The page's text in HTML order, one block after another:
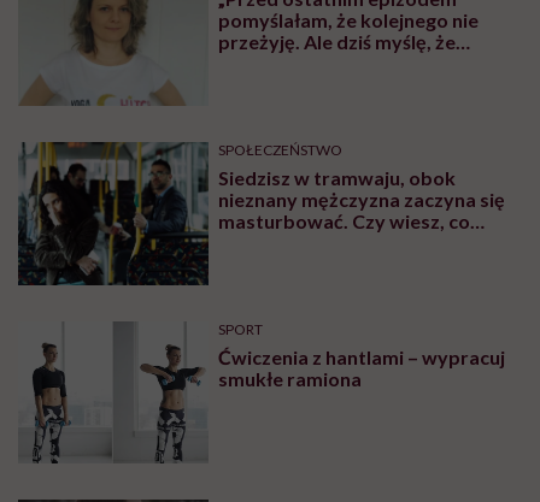
pomyślałam, że kolejnego nie
przeżyję. Ale dziś myślę, że
SPOŁECZEŃSTWO
Siedzisz w tramwaju, obok
nieznany mężczyzna zaczyna się
masturbować. Czy wiesz, co
SPORT
Ćwiczenia z hantlami – wypracuj
smukłe ramiona